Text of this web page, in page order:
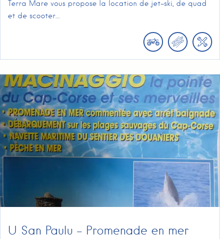
Terra Mare vous propose la location de jet-ski, de quad
et de scooter...
U San Paulu – Promenade en mer